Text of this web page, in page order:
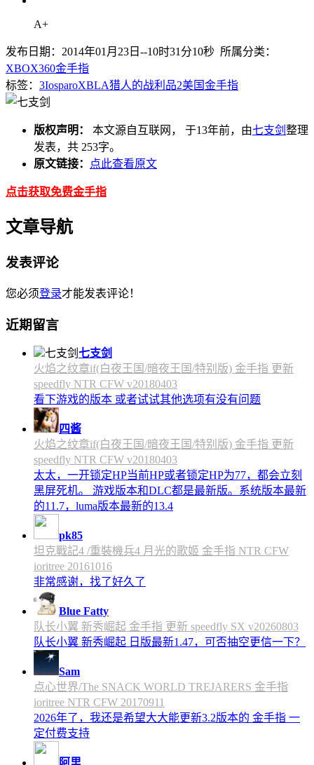
A+
发布日期：2014年01月23日--10时31分10秒 所属分类：
XBOX360金手指
标签： 3IosparoXBLA猎人的战利品2美国金手指
版权声明： 本文源自互联网， 于13年前，由七支剑 整理
发表，共 253字。
原文链接：
点此查看原文
点击获取免费金手指
文章导航
发表评论
您必须登录才能发表评论！
近期留言
七支剑
火焰之纹章if(白夜王国/暗夜王国/特别版) 金手指 更新
speedfly NTR CFW v20180403
看下游戏的版本 或者试试其他选项有没有问题
四酱
火焰之纹章if(白夜王国/暗夜王国/特别版) 金手指 更新
speedfly NTR CFW v20180403
太太，一开锁定HP当前HP或者锁定HP为77，都会立刻
黑屏死机。 游戏版本和DLC都是最新版。系统版本最新
的11.7，luma版本最新的13.4
pk85
坦克戰記4 /重裝機兵4 月光的歌姬 金手指 NTR CFW
ioritree 20161016
非常感谢，找了好久了
Blue Fatty
队长小翼 新秀崛起 金手指 更新 speedfly SX v20260803
队长小翼 新秀崛起 日版最新1.47，可否抽空更信一下？
Sam
点心世界/The SNACK WORLD TREJARERS 金手指
ioritree NTR CFW 20170911
2026年了，我还是希望大大能更新3.2版本的 金手指 一
定付费支持